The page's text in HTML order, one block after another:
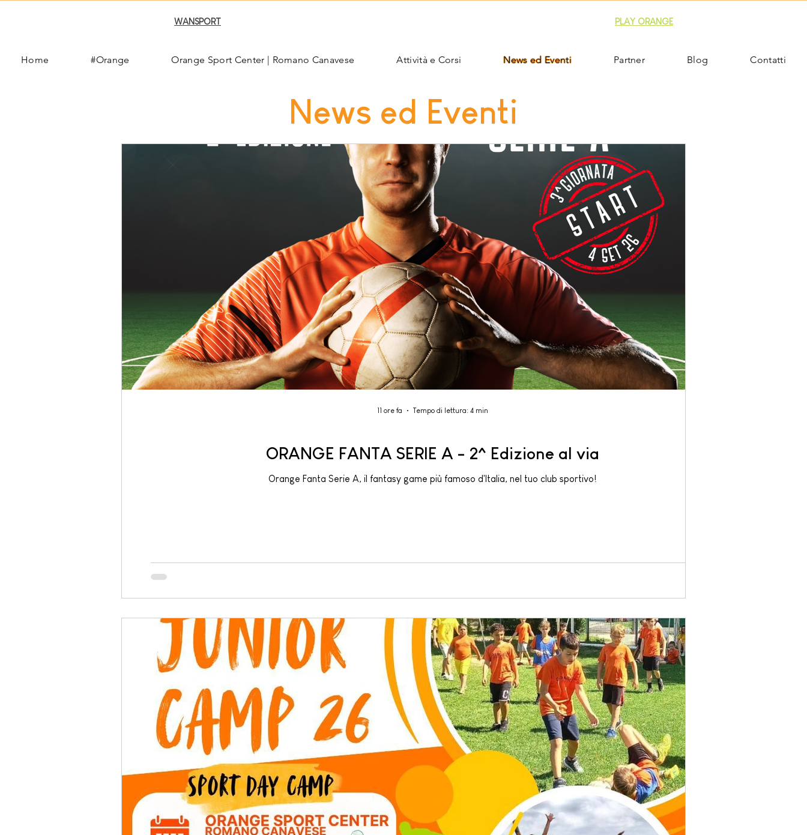
WANSPORT PLAY ORANGE
Home #Orange Orange Sport Center | Romano Canavese Attività e Corsi News ed Eventi Partner Blog Contatti
News ed Eventi
ORANGE FANTA SERIE A - 2^ Edizione al via
Orange Fanta Serie A, il fantasy game più famoso d'Italia, nel tuo club sportivo!
11 ore fa Tempo di lettura: 4 min